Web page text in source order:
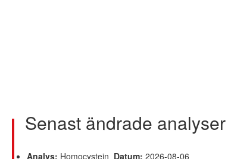
Senast ändrade analyser
Analys: Homocystein Datum: 2026-08-06